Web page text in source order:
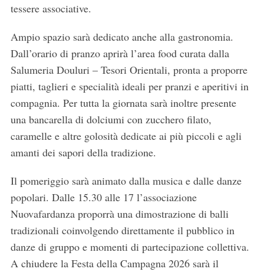
tessere associative.
Ampio spazio sarà dedicato anche alla gastronomia.
Dall’orario di pranzo aprirà l’area food curata dalla
Salumeria Douluri – Tesori Orientali, pronta a proporre
piatti, taglieri e specialità ideali per pranzi e aperitivi in
compagnia. Per tutta la giornata sarà inoltre presente
una bancarella di dolciumi con zucchero filato,
caramelle e altre golosità dedicate ai più piccoli e agli
amanti dei sapori della tradizione.
Il pomeriggio sarà animato dalla musica e dalle danze
popolari. Dalle 15.30 alle 17 l’associazione
Nuovafardanza proporrà una dimostrazione di balli
tradizionali coinvolgendo direttamente il pubblico in
danze di gruppo e momenti di partecipazione collettiva.
A chiudere la Festa della Campagna 2026 sarà il